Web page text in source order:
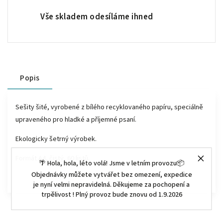
🌴 Hola, hola, léto volá! Jsme v letním provozu📦
Objednávky můžete vytvářet bez omezení, expedice
je nyní velmi nepravidelná. Děkujeme za pochopení a
trpělivost ! Plný provoz bude znovu od 1.9.2026
Vše skladem odesíláme ihned
Popis
Sešity šité, vyrobené z bílého recyklovaného papíru, speciálně
upraveného pro hladké a příjemné psaní.
Ekologicky šetrný výrobek.
Formát A4, čistý, 60 listů.